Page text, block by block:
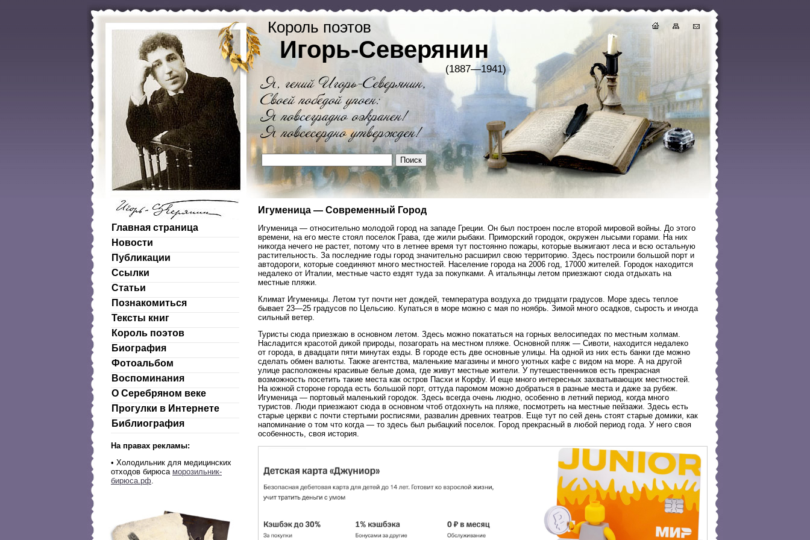
Король поэтов
Игорь-Северянин
(1887—1941)
Главная страница
Новости
Публикации
Ссылки
Статьи
Познакомиться
Тексты книг
Король поэтов
Биография
Фотоальбом
Воспоминания
О Серебряном веке
Прогулки в Интернете
Библиография
На правах рекламы:
• Холодильник для медицинских
отходов бирюса морозильник-
бирюса.рф.
Игуменица — Современный Город
Игуменица — относительно молодой город на западе Греции. Он был построен после второй мировой войны. До этого
времени, на его месте стоял поселок Грава, где жили рыбаки. Приморский городок, окружен лысыми горами. На них
никогда нечего не растет, потому что в летнее время тут постоянно пожары, которые выжигают леса и всю остальную
растительность. За последние годы город значительно расширил свою территорию. Здесь построили большой порт и
автодороги, которые соединяют много местностей. Население города на 2006 год, 17000 жителей. Городок находится
недалеко от Италии, местные часто ездят туда за покупками. А итальянцы летом приезжают сюда отдыхать на
местные пляжи.
Климат Игуменицы. Летом тут почти нет дождей, температура воздуха до тридцати градусов. Море здесь теплое
бывает 23—25 градусов по Цельсию. Купаться в море можно с мая по ноябрь. Зимой много осадков, сырость и иногда
сильный ветер.
Туристы сюда приезжаю в основном летом. Здесь можно покататься на горных велосипедах по местным холмам.
Насладится красотой дикой природы, позагорать на местном пляже. Основной пляж — Сивоти, находится недалеко
от города, в двадцати пяти минутах езды. В городе есть две основные улицы. На одной из них есть банки где можно
сделать обмен валюты. Также агентства, маленькие магазины и много уютных кафе с видом на море. А на другой
улице расположены красивые белые дома, где живут местные жители. У путешественников есть прекрасная
возможность посетить такие места как остров Пасхи и Корфу. И еще много интересных захватывающих местностей.
На южной стороне города есть большой порт, оттуда паромом можно добраться в разные места и даже за рубеж.
Игуменица — портовый маленький городок. Здесь всегда очень людно, особенно в летний период, когда много
туристов. Люди приезжают сюда в основном чтоб отдохнуть на пляже, посмотреть на местные пейзажи. Здесь есть
старые церкви с почти стертыми росписями, развалин древних театров. Еще тут по сей день стоят старые домики, как
напоминание о том что когда — то здесь был рыбацкий поселок. Город прекрасный в любой период года. У него своя
особенность, своя история.